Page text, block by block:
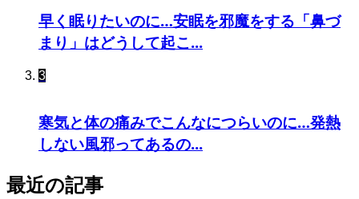
早く眠りたいのに…安眠を邪魔をする「鼻づ
まり」はどうして起こ...
3
寒気と体の痛みでこんなにつらいのに…発熱
しない風邪ってあるの...
最近の記事